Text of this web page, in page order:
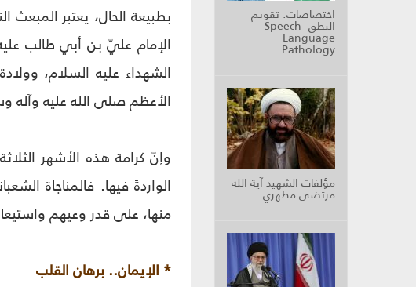
اختصاصات: تقويم
النطق Speech-
Language
Pathology
مؤلفات الشهيد آية الله
مرتضى مطهري
بطبيعة الحال، يعتبر
الإمام عليّ بن أبي طالب
الشهداء عليه السلام،
الأعظم صلى الله عليه وآله
وإنّ كرامة هذه الأشهر
الواردةَ فيها. فالمناجاة
منها، على قدر وعيهم
* الإيمان.. برهان القلب